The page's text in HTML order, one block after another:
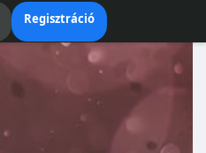
Regisztráció